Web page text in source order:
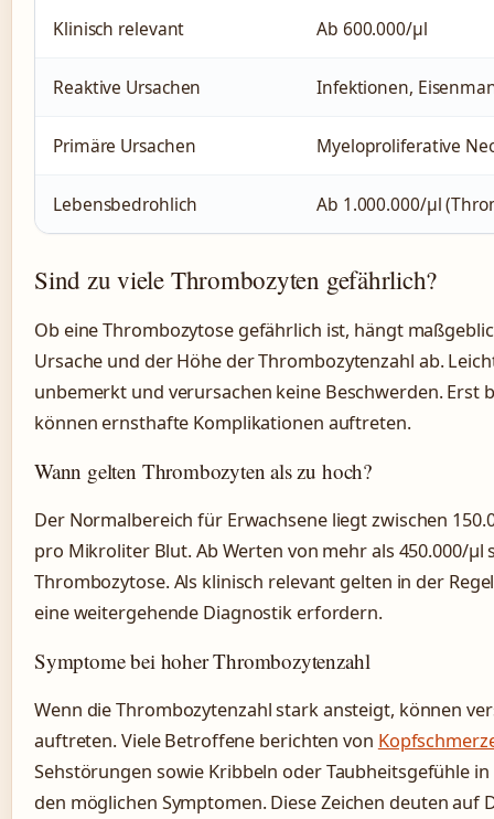
Klinisch relevant Ab 600.000/µl
Reaktive Ursachen Infektionen,
Primäre Ursachen Myeloproliferative
Lebensbedrohlich Ab 1.000.000/µl
Sind zu viele Thrombozyten gefährlich?
Ob eine Thrombozytose gefährlich ist, hängt
Ursache und der Höhe der Thrombozytenzahl ab.
unbemerkt und verursachen keine Beschwerden. Erst
können ernsthafte Komplikationen auftreten.
Wann gelten Thrombozyten als zu hoch?
Der Normalbereich für Erwachsene liegt zwischen
pro Mikroliter Blut. Ab Werten von mehr als 450.000/µl
Thrombozytose. Als klinisch relevant gelten in der
eine weitergehende Diagnostik erfordern.
Symptome bei hoher Thrombozytenzahl
Wenn die Thrombozytenzahl stark ansteigt, können
auftreten. Viele Betroffene berichten von
Sehstörungen sowie Kribbeln oder Taubheitsgefühle
den möglichen Symptomen. Diese Zeichen deuten